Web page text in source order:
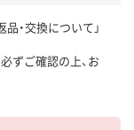
・交換について」
必ずご確認の上、お